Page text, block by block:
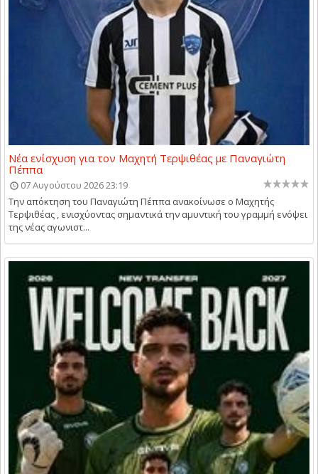
Νέα ενίσχυση για τον Μαχητή Τερψιθέας με Παναγιώτη
Πέππα
07 Αυγούστου 2026 23:19
Την απόκτηση του Παναγιώτη Πέππα ανακοίνωσε ο Μαχητής
Τερψιθέας , ενισχύοντας σημαντικά την αμυντική του γραμμή ενόψει
της νέας αγωνιστ...